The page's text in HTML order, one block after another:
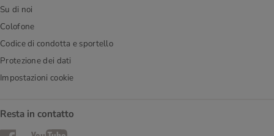
Su di noi
Colofone
Codice di condotta e sportello
Protezione dei dati
Impostazioni cookie
Resta in contatto